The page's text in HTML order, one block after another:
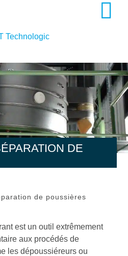
DE
de poussières
est un outil extrêmement
aux procédés de
les dépoussiéreurs ou